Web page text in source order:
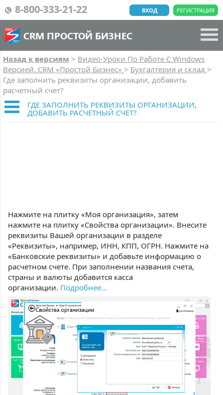
8-800-333-21-22 РЕГИСТРАЦИЯ
ВХОД
CRM ПРОСТОЙ БИЗНЕС
Назад к версиям > Видео-Уроки По Работе C Windows
Версией. CRM «Простой Бизнес» > Бухгалтерия и склад >
Где заполнить реквизиты организации, добавить
расчетный счет?
ГДЕ ЗАПОЛНИТЬ РЕКВИЗИТЫ ОРГАНИЗАЦИИ,
ДОБАВИТЬ РАСЧЕТНЫЙ СЧЕТ?
Нажмите на плитку «Моя организация», затем
нажмите на плитку «Свойства организации». Внесите
реквизиты Вашей организации в разделе
«Реквизиты», например, ИНН, КПП, ОГРН. Нажмите на
«Банковские реквизиты» и добавьте информацию о
расчетном счете. При заполнении названия счета,
страны и валюты добавится касса
организации. Подробнее…